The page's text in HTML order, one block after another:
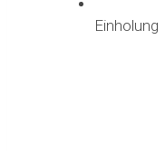
Einholung